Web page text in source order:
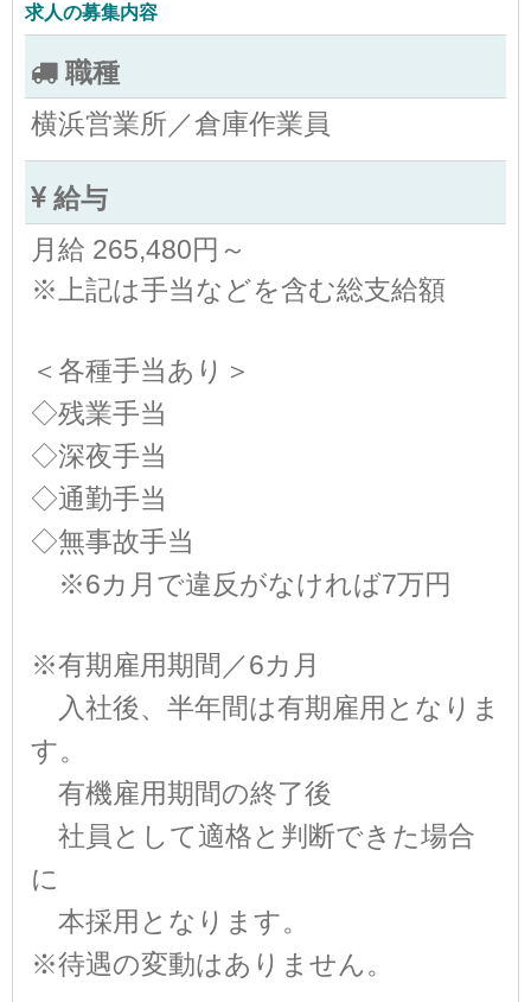
求人の募集内容
職種
横浜営業所／倉庫作業員
給与
月給 265,480円～
※上記は手当などを含む総支給額
＜各種手当あり＞
◇残業手当
◇深夜手当
◇通勤手当
◇無事故手当
※6カ月で違反がなければ7万円
※有期雇用期間／6カ月
入社後、半年間は有期雇用となりま
す。
有機雇用期間の終了後
社員として適格と判断できた場合
に
本採用となります。
※待遇の変動はありません。